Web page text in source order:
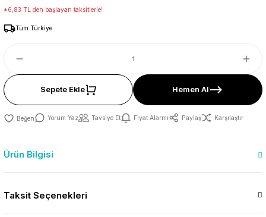
*6,83 TL den başlayan taksitlerle!
Tüm Türkiye
Sepete Ekle Hemen Al
Yorum Yaz Tavsiye Et Fiyat Alarmı Paylaş Karşılaştır
Ürün Bilgisi
Taksit Seçenekleri